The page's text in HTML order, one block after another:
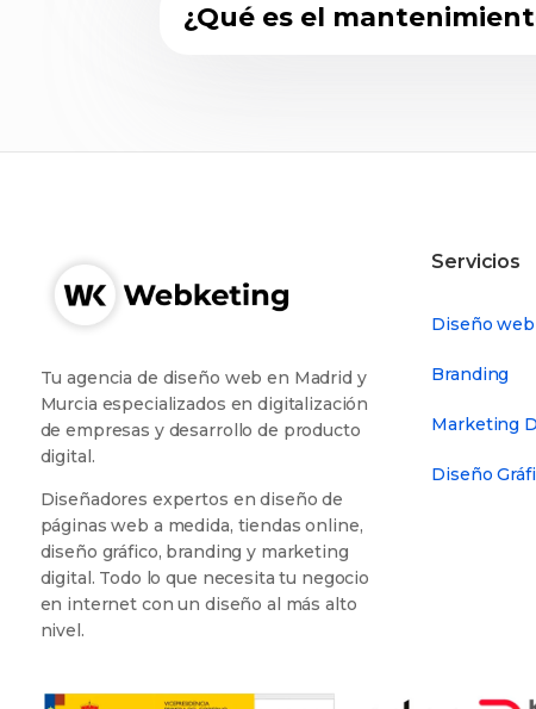
¿Qué es el
Tu agencia de diseño web en Madrid y
Murcia especializados en digitalización
de empresas y desarrollo de producto
digital.
Diseñadores expertos en diseño de
páginas web a medida, tiendas online,
diseño gráfico, branding y marketing
digital. Todo lo que necesita tu negocio
en internet con un diseño al más alto
nivel.
Servicios
Diseño web
Branding
Marketing
Diseño